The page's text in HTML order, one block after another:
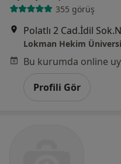
355 görüş
Lokman Hekim
Profili Gör